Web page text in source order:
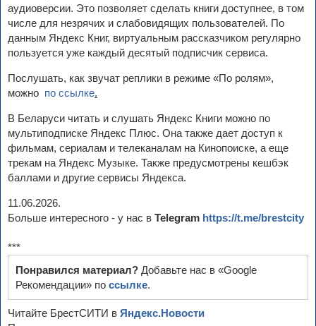
аудиоверсии. Это позволяет сделать книги доступнее, в том
числе для незрячих и слабовидящих пользователей. По
данным Яндекс Книг, виртуальным рассказчиком регулярно
пользуется уже каждый десятый подписчик сервиса.
Послушать, как звучат реплики в режиме «По ролям»,
можно по ссылке.
В Беларуси читать и слушать Яндекс Книги можно по
мультиподписке Яндекс Плюс. Она также дает доступ к
фильмам, сериалам и телеканалам на Кинопоиске, а еще
трекам на Яндекс Музыке. Также предусмотрены кешбэк
баллами и другие сервисы Яндекса.
11.06.2026.
Больше интересного - у нас в Telegram https://t.me/brestcity
***
Понравился материал? Добавьте нас в «Google
Рекомендации» по ссылке.
Читайте БрестСИТИ в Яндекс.Новости